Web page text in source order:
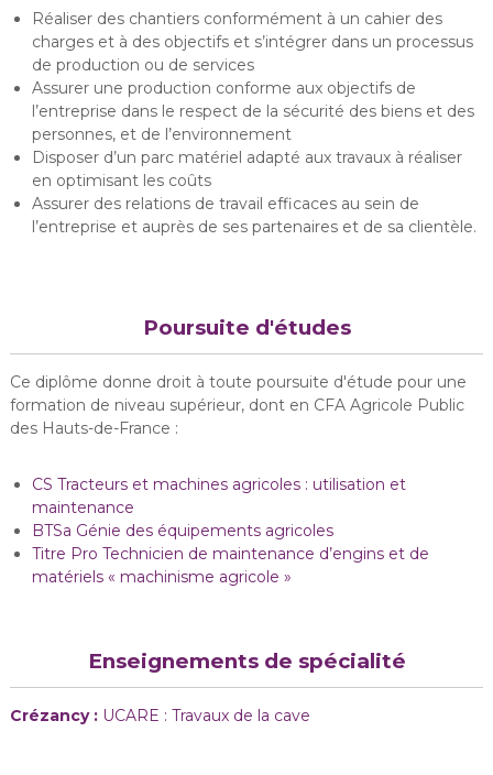
Réaliser des chantiers conformément à un cahier des
charges et à des objectifs et s’intégrer dans un processus
de production ou de services
Assurer une production conforme aux objectifs de
l’entreprise dans le respect de la sécurité des biens et des
personnes, et de l’environnement
Disposer d’un parc matériel adapté aux travaux à réaliser
en optimisant les coûts
Assurer des relations de travail efficaces au sein de
l’entreprise et auprès de ses partenaires et de sa clientèle.
Poursuite d'études
Ce diplôme donne droit à toute poursuite d'étude pour une
formation de niveau supérieur, dont en CFA Agricole Public
des Hauts-de-France :
CS Tracteurs et machines agricoles : utilisation et
maintenance
BTSa Génie des équipements agricoles
Titre Pro Technicien de maintenance d’engins et de
matériels « machinisme agricole »
Enseignements de spécialité
Crézancy : UCARE : Travaux de la cave